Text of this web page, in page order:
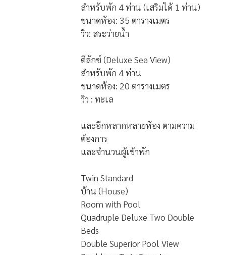
สำหรับพัก 4 ท่าน (เสริมได้ 1 ท่าน)
ขนาดห้อง: 35 ตารางเมตร
วิว: สระว่ายน้ำ
ดีลักซ์ (Deluxe Sea View)
สำหรับพัก 4 ท่าน
ขนาดห้อง: 20 ตารางเมตร
วิว : ทะเล
และอีกหลากหลายห้อง ตามความ
ต้องการ
และจำนวนผู้เข้าพัก
Twin Standard
บ้าน (House)
Room with Pool
Quadruple Deluxe Two Double
Beds
Double Superior Pool View